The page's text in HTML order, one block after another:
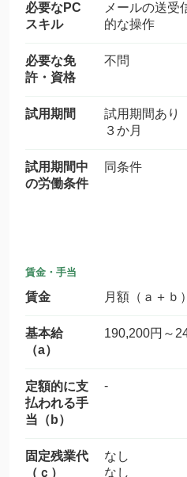
必要なPC
スキル
メールの送受
的な操作
必要な免
許・資格
不問
試用期間
試用期間あり
３か月
試用期間中
の労働条件
同条件
賃金・手当
賃金 月額（ａ＋ｂ
基本給
（a）
190,200円～
定額的に支
払われる手
当（b）
-
固定残業代
（ｃ）
なし
なし